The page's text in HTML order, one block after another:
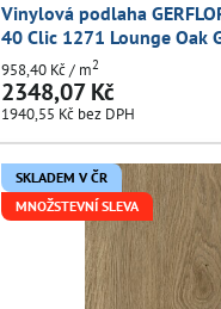
Vinylová podlaha
40 Clic 1271 Lounge Oak
2348,07 Kč
1940,55 Kč bez DPH
958,40 Kč/ m2
SKLADEM V ČR
MNOŽSTEVNÍ SLEVA